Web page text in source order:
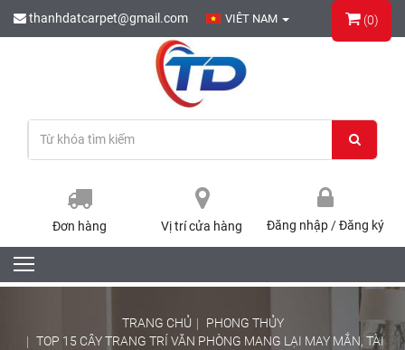
thanhdatcarpet@gmail.com VIÊT NAM (0)
Đăng nhập /Đăng ký
Đơn hàng Vị trí cửa hàng
TRANG CHỦ
PHONG THỦY
TOP 15 CÂY TRANG TRÍ VĂN PHÒNG MANG LẠI MAY MẮN, TÀI